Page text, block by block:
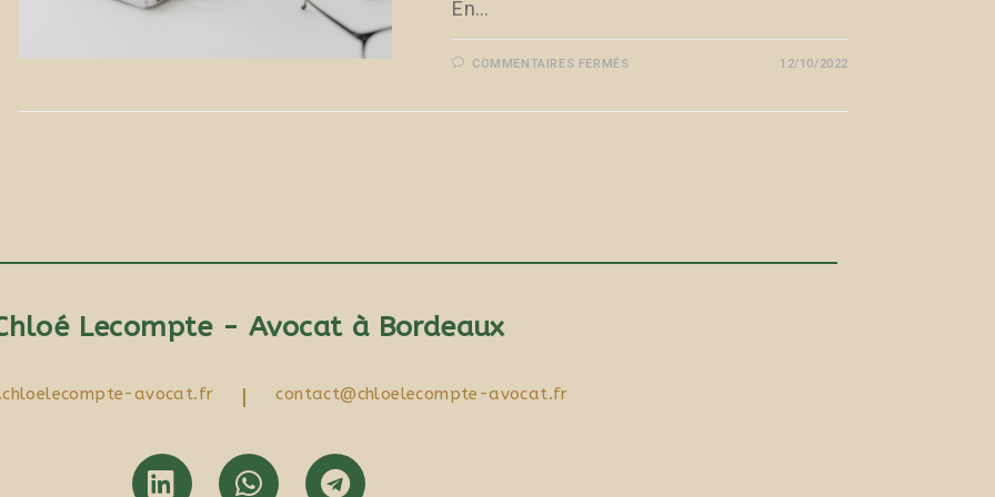
En…
COMMENTAIRES FERMÉS 12/10/2022
Lecompte - Avocat à Bordeaux
avocat.fr | contact@chloelecompte-avocat.fr